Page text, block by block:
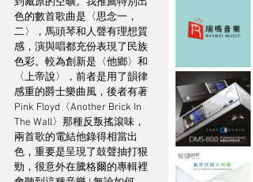
色的數首歌曲是〈思念一，
二〉，馬頭琴和人聲有理想質
感，演與唱都充份表現了民族
色彩。較為創新是〈他鄉〉和
〈上帝說〉，前者是用了韻律
感重的爵士樂曲風，後者有著
Pink Floyd〈Another Brick In
The Wall〉那種反叛搖滾味，
兩首歌的電結他錄得相當出
色，重要是呈現了鼓聲抽打狠
勁，很意外在騰格爾的專輯裡